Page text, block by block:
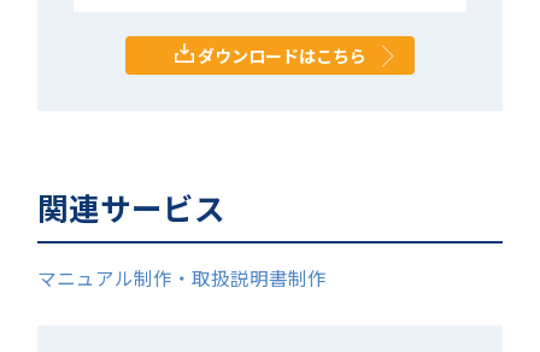
ダウンロードはこちら
関連サービス
マニュアル制作・取扱説明書制作